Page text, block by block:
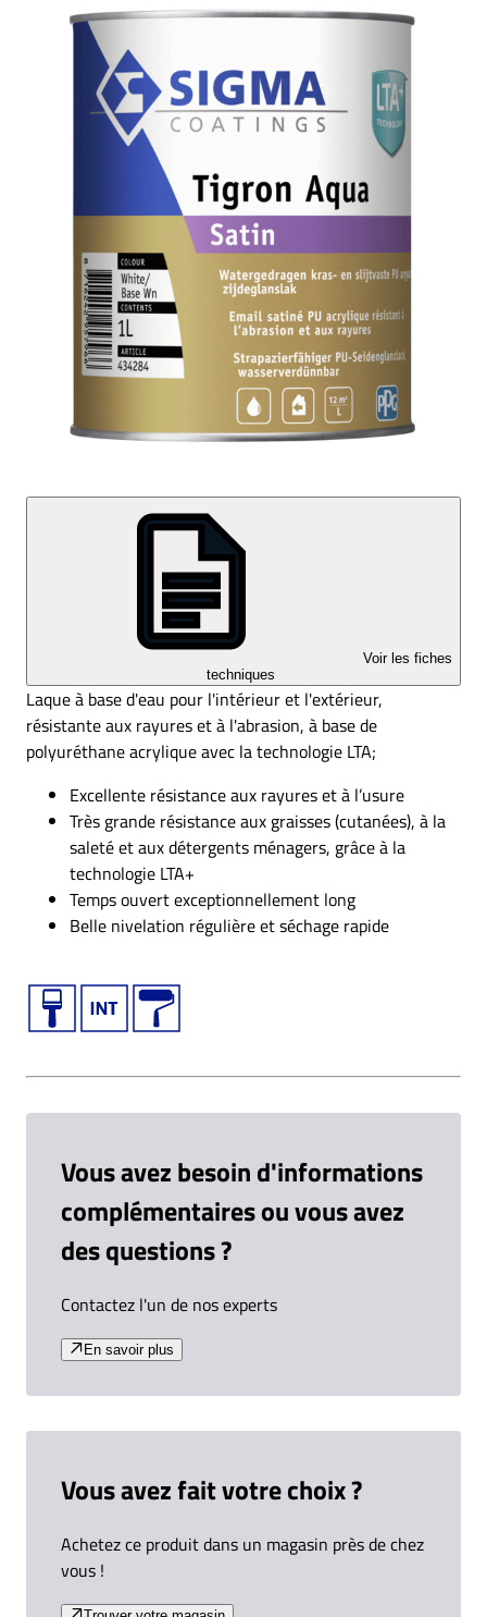
Voir les fiches
techniques
Laque à base d'eau pour l'intérieur et l'extérieur,
résistante aux rayures et à l'abrasion, à base de
polyuréthane acrylique avec la technologie LTA;
Excellente résistance aux rayures et à l’usure
Très grande résistance aux graisses (cutanées), à la
saleté et aux détergents ménagers, grâce à la
technologie LTA+
Temps ouvert exceptionnellement long
Belle nivelation régulière et séchage rapide
Vous avez besoin d'informations
complémentaires ou vous avez
des questions ?
Contactez l'un de nos experts
En savoir plus
Vous avez fait votre choix ?
Achetez ce produit dans un magasin près de chez
vous !